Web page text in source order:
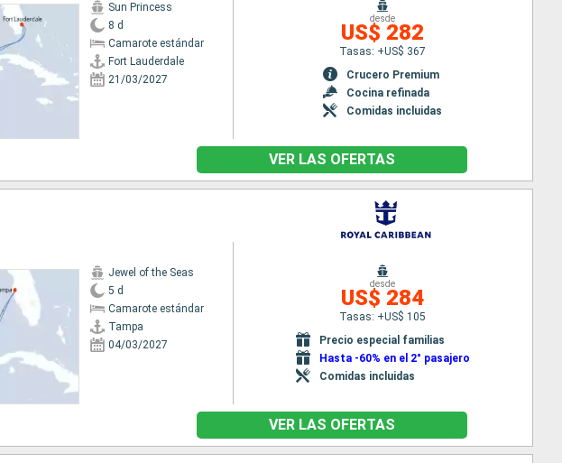
Sun Princess
8 d
Camarote estándar
Fort Lauderdale
21/03/2027
desde
US$ 282
Tasas: +US$ 367
Crucero Premium
Cocina refinada
Comidas incluidas
VER LAS OFERTAS
Jewel of the Seas
5 d
Camarote estándar
Tampa
04/03/2027
desde
US$ 284
Tasas: +US$ 105
Precio especial familias
Hasta -60% en el 2° pasajero
Comidas incluidas
VER LAS OFERTAS